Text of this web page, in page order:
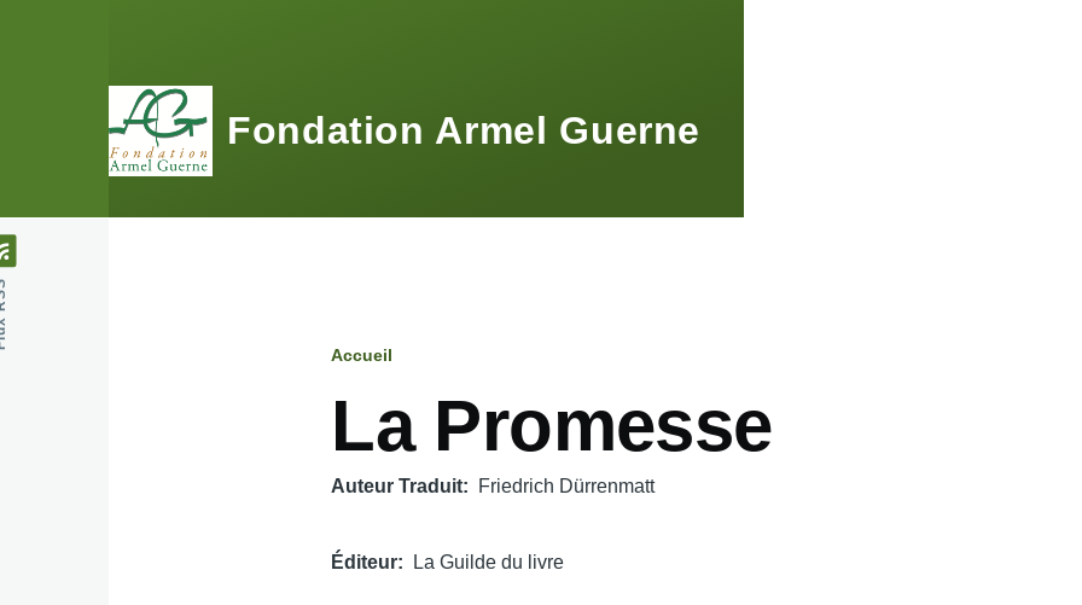
Fondation Armel Guerne
d'Ariane
Accueil
La Promesse
Auteur Traduit Friedrich Dürrenmatt
Éditeur La Guilde du livre